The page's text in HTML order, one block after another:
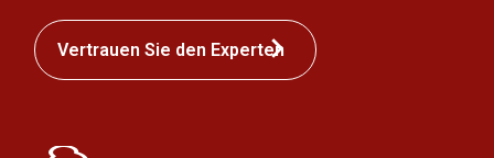
Vertrauen Sie den Experten